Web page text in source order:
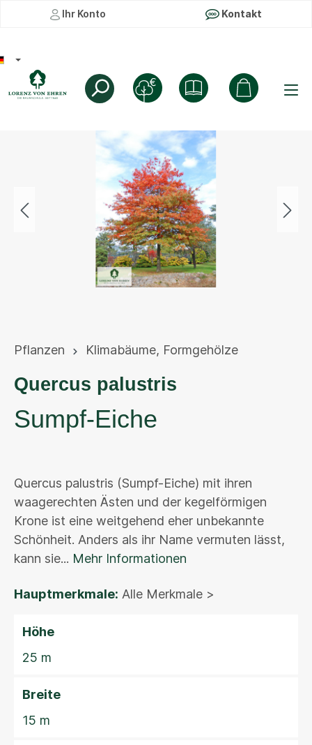
Ihr Konto Kontakt
Pflanzen Klimabäume, Formgehölze
Quercus palustris
Sumpf-Eiche
Quercus palustris (Sumpf-Eiche) mit ihren
waagerechten Ästen und der kegelförmigen
Krone ist eine weitgehend eher unbekannte
Schönheit. Anders als ihr Name vermuten lässt,
kann sie... Mehr Informationen
Hauptmerkmale: Alle Merkmale >
Höhe
25 m
Breite
15 m